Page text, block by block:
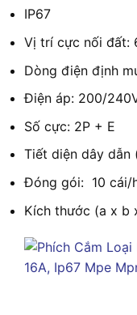
IP67
Vị trí cực nối đất:
Dòng điện định
Điện áp: 200/
Số cực: 2P + E
Tiết diện dây dẫn
Đóng gói: 10 cái/
Kích thước (a x b